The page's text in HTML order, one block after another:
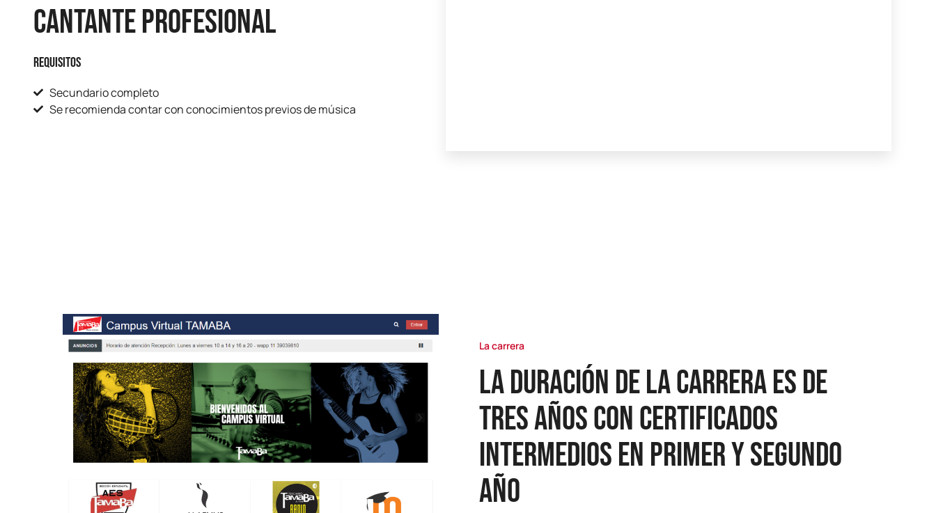
Cantante profesional
Requisitos
Secundario completo
Se recomienda contar con conocimientos previos de música
La carrera
la duración de la carrera es de
tres años con certificados
intermedios en primer y segundo
año